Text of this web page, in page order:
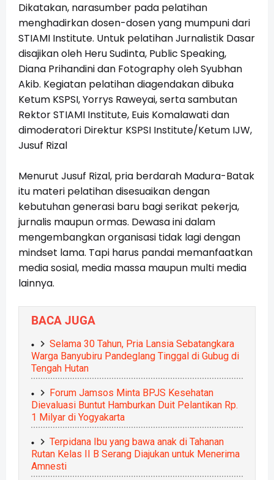
Dikatakan, narasumber pada pelatihan
menghadirkan dosen-dosen yang mumpuni dari
STIAMI Institute. Untuk pelatihan Jurnalistik Dasar
disajikan oleh Heru Sudinta, Public Speaking,
Diana Prihandini dan Fotography oleh Syubhan
Akib. Kegiatan pelatihan diagendakan dibuka
Ketum KSPSI, Yorrys Raweyai, serta sambutan
Rektor STIAMI Institute, Euis Komalawati dan
dimoderatori Direktur KSPSI Institute/Ketum IJW,
Jusuf Rizal
Menurut Jusuf Rizal, pria berdarah Madura-Batak
itu materi pelatihan disesuaikan dengan
kebutuhan generasi baru bagi serikat pekerja,
jurnalis maupun ormas. Dewasa ini dalam
mengembangkan organisasi tidak lagi dengan
mindset lama. Tapi harus pandai memanfaatkan
media sosial, media massa maupun multi media
lainnya.
BACA JUGA
Selama 30 Tahun, Pria Lansia Sebatangkara
Warga Banyubiru Pandeglang Tinggal di Gubug di
Tengah Hutan
Forum Jamsos Minta BPJS Kesehatan
Dievaluasi Buntut Hamburkan Duit Pelantikan Rp.
1 Milyar di Yogyakarta
Terpidana Ibu yang bawa anak di Tahanan
Rutan Kelas II B Serang Diajukan untuk Menerima
Amnesti